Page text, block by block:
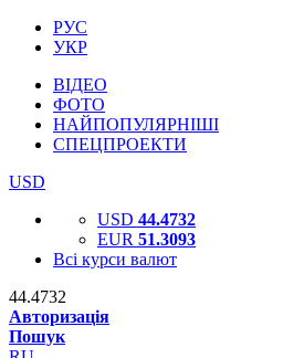
РУС
УКР
ВІДЕО
ФОТО
НАЙПОПУЛЯРНІШІ
СПЕЦПРОЕКТИ
USD
USD 44.4732
EUR 51.3093
Всі курси валют
44.4732
Авторизація
Пошук